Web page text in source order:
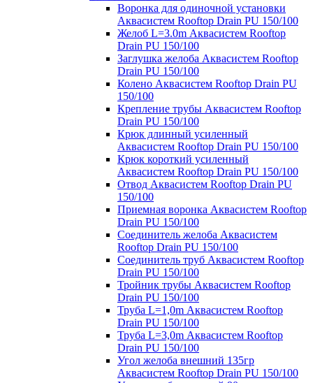
Воронка для одиночной установки
Аквасистем Rooftop Drain PU 150/100
Желоб L=3.0m Аквасистем Rooftop
Drain PU 150/100
Заглушка желоба Аквасистем Rooftop
Drain PU 150/100
Колено Аквасистем Rooftop Drain PU
150/100
Крепление трубы Аквасистем Rooftop
Drain PU 150/100
Крюк длинный усиленный
Аквасистем Rooftop Drain PU 150/100
Крюк короткий усиленный
Аквасистем Rooftop Drain PU 150/100
Отвод Аквасистем Rooftop Drain PU
150/100
Приемная воронка Аквасистем Rooftop
Drain PU 150/100
Соединитель желоба Аквасистем
Rooftop Drain PU 150/100
Соединитель труб Аквасистем Rooftop
Drain PU 150/100
Тройник трубы Аквасистем Rooftop
Drain PU 150/100
Труба L=1,0m Аквасистем Rooftop
Drain PU 150/100
Труба L=3,0m Аквасистем Rooftop
Drain PU 150/100
Угол желоба внешний 135гр
Аквасистем Rooftop Drain PU 150/100